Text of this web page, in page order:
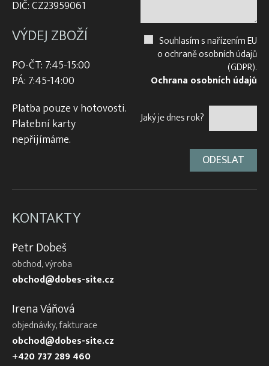
DIČ: CZ23959061
VÝDEJ ZBOŽÍ
PO-ČT: 7:45-15:00
PÁ: 7:45-14:00
Platba pouze v hotovosti.
Platební karty
nepřijímáme.
Souhlasím s nařízením EU
o ochraně osobních údajů
(GDPR).
Ochrana osobních údajů
Jaký je dnes rok?
KONTAKTY
Petr Dobeš
obchod, výroba
obchod@dobes-site.cz
Irena Váňová
objednávky, fakturace
obchod@dobes-site.cz
+420 737 289 460